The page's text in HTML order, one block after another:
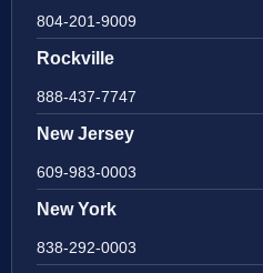
804-201-9009
Rockville
888-437-7747
New Jersey
609-983-0003
New York
838-292-0003